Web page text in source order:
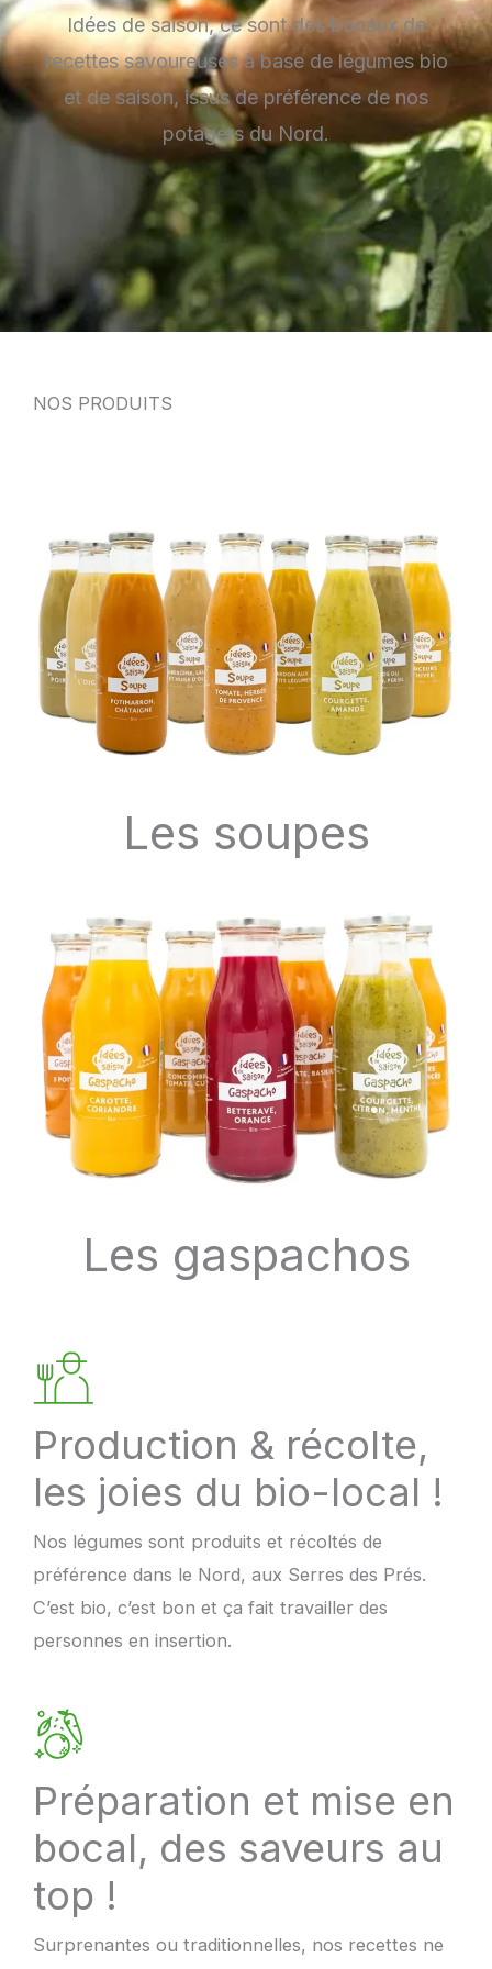
Idées de saison, ce sont des bocaux de
recettes savoureuses à base de légumes bio
et de saison, issus de préférence de nos
potagers du Nord.
NOS PRODUITS
Les soupes
Les gaspachos
Production & récolte,
les joies du bio-local !
Nos légumes sont produits et récoltés de
préférence dans le Nord, aux Serres des Prés.
C’est bio, c’est bon et ça fait travailler des
personnes en insertion.
Préparation et mise en
bocal, des saveurs au
top !
Surprenantes ou traditionnelles, nos recettes ne